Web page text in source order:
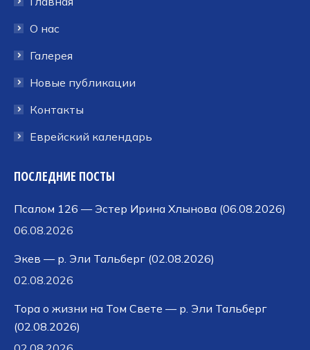
новом
окне
новом
окне
новом
О нас
Галерея
Новые публикации
Контакты
Еврейский календарь
ПОСЛЕДНИЕ ПОСТЫ
Псалом 126 — Эстер Ирина Хлынова (06.08.2026)
06.08.2026
Экев — р. Эли Тальберг (02.08.2026)
02.08.2026
Тора о жизни на Том Свете — р. Эли Тальберг
(02.08.2026)